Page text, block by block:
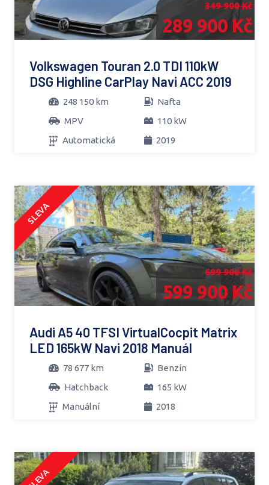
349 900 Kč
289 900 Kč
Volkswagen Touran 2.0 TDI 110kW
DSG Highline CarPlay Navi ACC 2019
248 150 km
Nafta
MPV
110 kW
Automatická
2019
SLEVA
699 900 Kč
599 900 Kč
Audi A5 40 TFSI VirtualCocpit Matrix
LED 165kW Navi 2018 Manuál
78 677 km
Benzín
Hatchback
165 kW
Manuální
2018
SLEVA